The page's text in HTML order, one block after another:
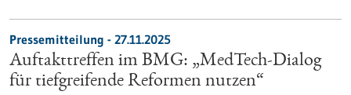
Pressemitteilung - 27.11.2025
Auftakttreffen im BMG: „MedTech-Dialog
für tiefgreifende Reformen nutzen“